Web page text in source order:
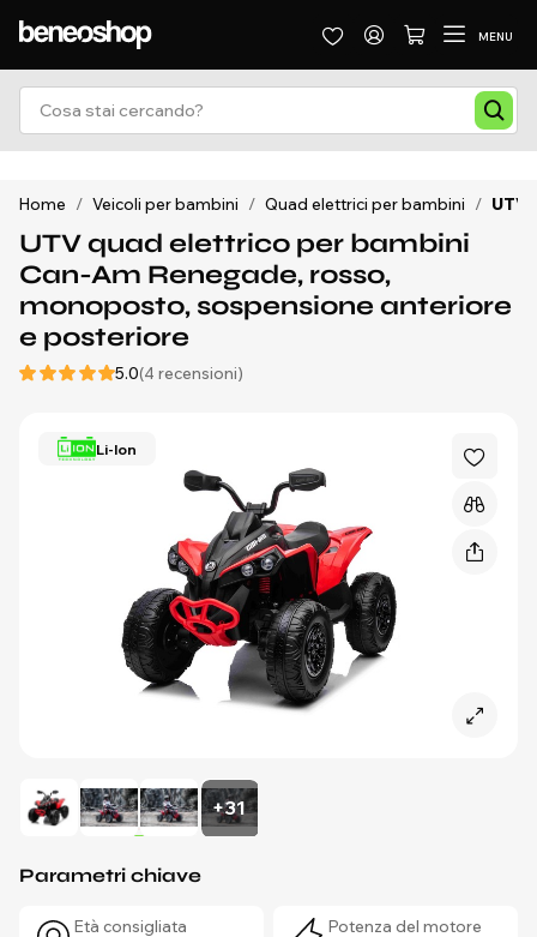
MENU
Home / Veicoli per bambini / Quad elettrici per bambini / UTV
UTV quad elettrico per bambini
Can-Am Renegade, rosso,
monoposto, sospensione anteriore
e posteriore
5.0(4 recensioni)
Li-Ion
+31
Parametri chiave
Età consigliata
Potenza del motore